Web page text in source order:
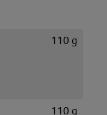
110 g
110 g